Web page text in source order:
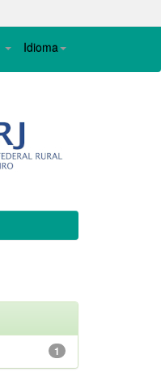
Idioma
1